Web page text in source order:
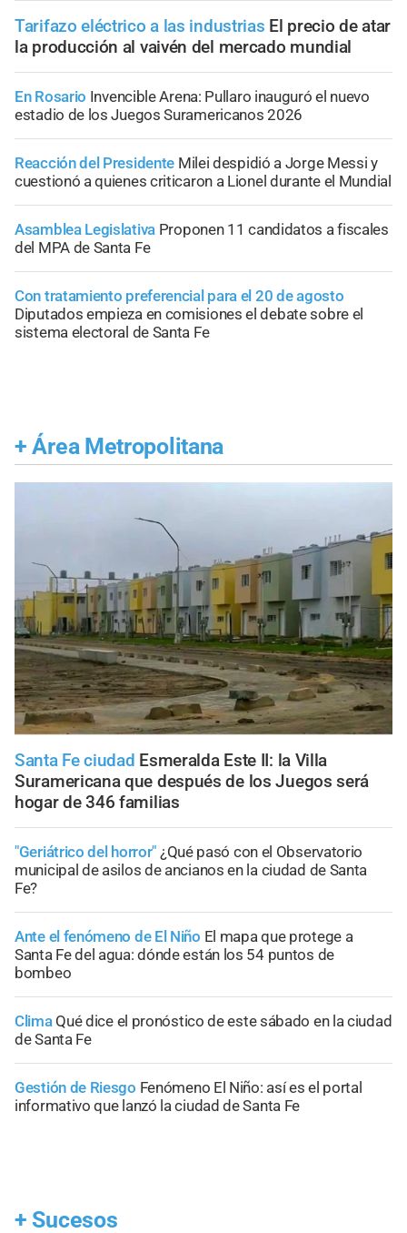
Tarifazo eléctrico a las industrias El precio de atar
la producción al vaivén del mercado mundial
En Rosario Invencible Arena: Pullaro inauguró el nuevo
estadio de los Juegos Suramericanos 2026
Reacción del Presidente Milei despidió a Jorge Messi y
cuestionó a quienes criticaron a Lionel durante el Mundial
Asamblea Legislativa Proponen 11 candidatos a fiscales
del MPA de Santa Fe
Con tratamiento preferencial para el 20 de agosto
Diputados empieza en comisiones el debate sobre el
sistema electoral de Santa Fe
+ Área Metropolitana
Santa Fe ciudad Esmeralda Este II: la Villa
Suramericana que después de los Juegos será
hogar de 346 familias
"Geriátrico del horror" ¿Qué pasó con el Observatorio
municipal de asilos de ancianos en la ciudad de Santa
Fe?
Ante el fenómeno de El Niño El mapa que protege a
Santa Fe del agua: dónde están los 54 puntos de
bombeo
Clima Qué dice el pronóstico de este sábado en la ciudad
de Santa Fe
Gestión de Riesgo Fenómeno El Niño: así es el portal
informativo que lanzó la ciudad de Santa Fe
+ Sucesos